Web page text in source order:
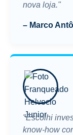
nova loja."
– Marco
"Escolhi
know-how